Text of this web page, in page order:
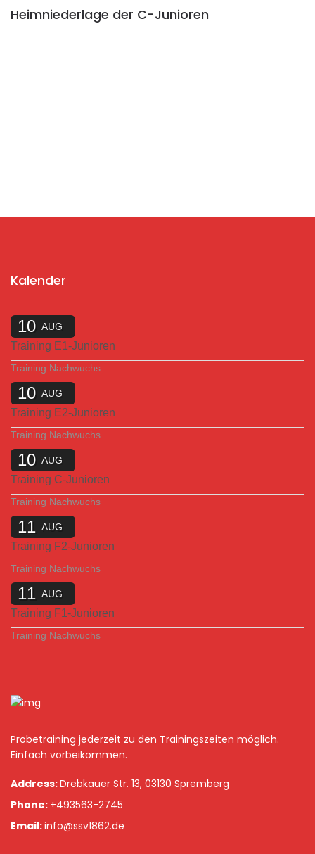
Heimniederlage der C-Junioren
Kalender
10 AUG
Training E1-Junioren
Training Nachwuchs
10 AUG
Training E2-Junioren
Training Nachwuchs
10 AUG
Training C-Junioren
Training Nachwuchs
11 AUG
Training F2-Junioren
Training Nachwuchs
11 AUG
Training F1-Junioren
Training Nachwuchs
Probetraining jederzeit zu den Trainingszeiten möglich.
Einfach vorbeikommen.
Address:Drebkauer Str. 13, 03130 Spremberg
Phone: +493563-2745
Email:info@ssv1862.de